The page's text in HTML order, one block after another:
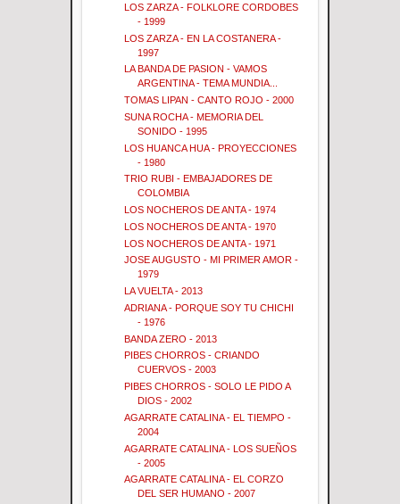
LOS ZARZA - FOLKLORE CORDOBES
- 1999
LOS ZARZA - EN LA COSTANERA -
1997
LA BANDA DE PASION - VAMOS
ARGENTINA - TEMA MUNDIA...
TOMAS LIPAN - CANTO ROJO - 2000
SUNA ROCHA - MEMORIA DEL
SONIDO - 1995
LOS HUANCA HUA - PROYECCIONES
- 1980
TRIO RUBI - EMBAJADORES DE
COLOMBIA
LOS NOCHEROS DE ANTA - 1974
LOS NOCHEROS DE ANTA - 1970
LOS NOCHEROS DE ANTA - 1971
JOSE AUGUSTO - MI PRIMER AMOR -
1979
LA VUELTA - 2013
ADRIANA - PORQUE SOY TU CHICHI
- 1976
BANDA ZERO - 2013
PIBES CHORROS - CRIANDO
CUERVOS - 2003
PIBES CHORROS - SOLO LE PIDO A
DIOS - 2002
AGARRATE CATALINA - EL TIEMPO -
2004
AGARRATE CATALINA - LOS SUEÑOS
- 2005
AGARRATE CATALINA - EL CORZO
DEL SER HUMANO - 2007